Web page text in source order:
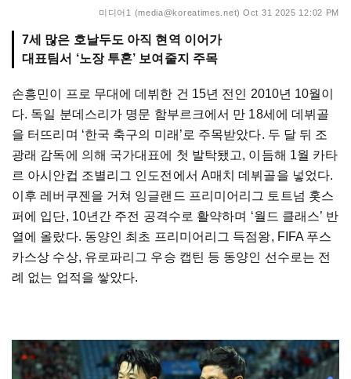
미디어1 (media@koreatimes.net) Oct 31 2025 12:02 PM
7세 많은 호날두도 아직 현역 이어가
대표팀서 ‘노장 투혼’ 보여줄지 주목
손흥민이 프로 무대에 데뷔한 건 15년 전인 2010년 10월이
다. 독일 분데스리가 명문 함부르크에서 만 18세에 데뷔골
을 터뜨리며 ‘한국 축구의 미래’로 주목받았다. 두 달 뒤 조
광래 감독에 의해 국가대표에 첫 발탁됐고, 이듬해 1월 카타
르 아시안컵 조별리그 인도전에서 A매치 데뷔골을 넣었다.
이후 레버쿠젠을 거쳐 잉글랜드 프리미어리그 토트넘 홋스
퍼에 입단, 10년간 주전 공격수로 활약하며 ‘월드 클래스’ 반
열에 올랐다. 동양인 최초 프리미어리그 득점왕, FIFA 푸스
카스상 수상, 유로파리그 우승 캡틴 등 동양인 선수로는 전
례 없는 업적을 쌓았다.